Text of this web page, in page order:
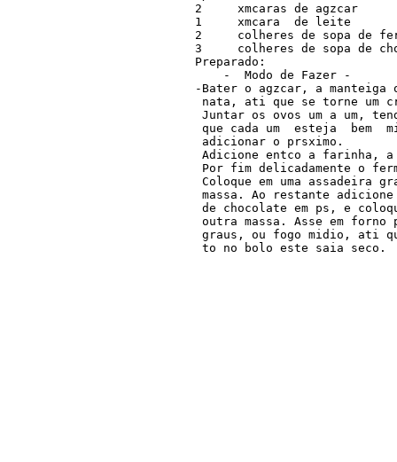
2     xmcaras de agzcar
1     xmcara  de leite
2     colheres de sopa de
3     colheres de sopa de
Preparado:
    -  Modo de Fazer -
-Bater o agzcar, a manteiga
nata, ati que se torne um
Juntar os ovos um a um,
que cada um  esteja  bem
adicionar o prsximo.
Adicione entco a farinha,
Por fim delicadamente o
Coloque em uma assadeira
massa. Ao restante
de chocolate em ps, e
outra massa. Asse em
graus, ou fogo midio, ati
to no bolo este saia seco.